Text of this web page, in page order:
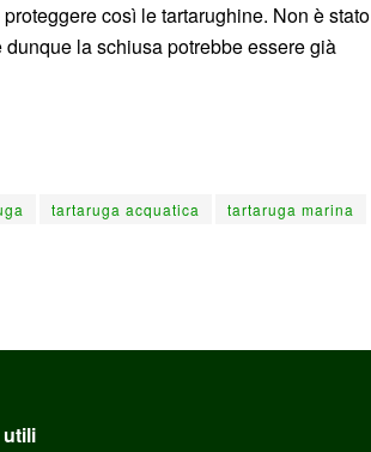
così le tartarughine. Non è stato
la schiusa potrebbe essere già
tartaruga acquatica
tartaruga marina